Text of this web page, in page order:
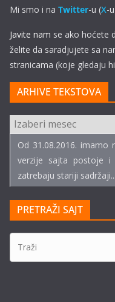
Mi smo i na Twitter-u (X-
Javite nam se ako hoćete
želite da saradjujete sa
stranicama (koje gledaju
ARHIVE TEKSTOVA
ARHIVE
TEKSTOVA
Od 31.08.2016. imamo
verzije sajta postoje i
zatrebaju stariji sadržaji...
PRETRAŽI SAJT